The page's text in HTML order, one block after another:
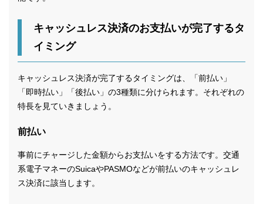
キャッシュレス決済のお支払いが完了するタ
イミング
キャッシュレス決済が完了するタイミングは、「前払い」
「即時払い」「後払い」の3種類に分けられます。それぞれの
特長を見ていきましょう。
前払い
事前にチャージした金額からお支払いをする方法です。交通
系電子マネーのSuicaやPASMOなどが前払いのキャッシュレ
ス決済に該当します。